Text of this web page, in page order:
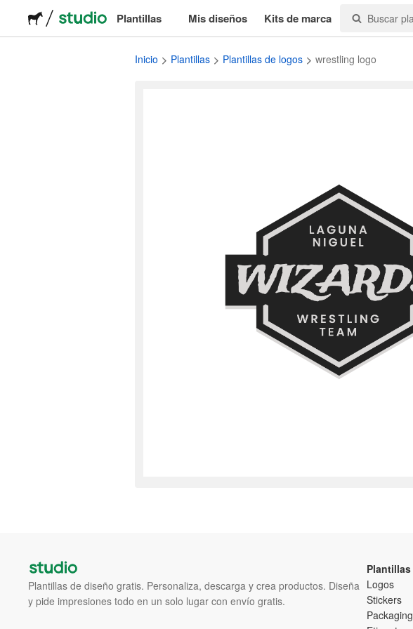
Plantillas Mis diseños Kits de marca
Inicio Plantillas Plantillas de logos wrestling logo
Plantillas de diseño gratis. Personaliza, descarga y crea productos. Diseña
y pide impresiones todo en un solo lugar con envío gratis.
Plantillas
Logos
Stickers
Packaging